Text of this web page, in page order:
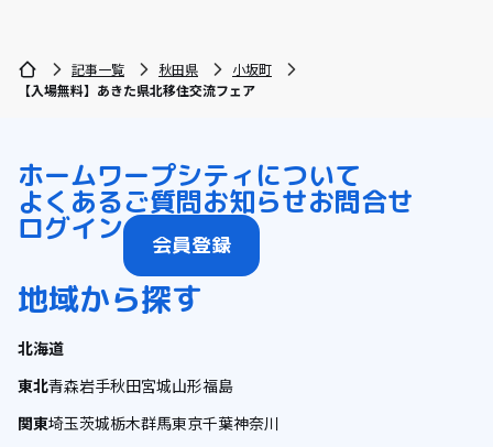
記事一覧 秋田県
小坂町
【入場無料】あきた県北移住交流フェア
ホームワープシティについて
よくあるご質問お知らせお問合せ
ログイン 会員登録
地域から探す
北海道
東北青森岩手秋田宮城山形福島
関東埼玉茨城栃木群馬東京千葉神奈川